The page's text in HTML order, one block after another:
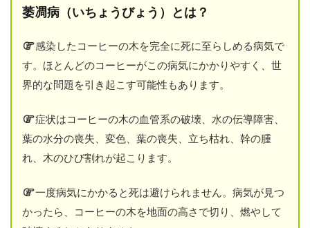
産
地
を
チ
ェ
ク
！
主
産
情
萎凋病（いちょうびょう）とは？
感染したコーヒーの木を完全に死に至らしめる病気で
す。ほとんどのコーヒーがこの病気にかかりやすく、世
界的な問題を引き起こす可能性もあります。
症状はコーヒーの木の血管系の破壊、水の伝導障害、
葉の水分の喪失、変色、葉の喪失、立ち枯れ、幹の腫
れ、木のひび割れが起こります。
一度病気にかかると死は避けられません。病気が見つ
かったら、コーヒーの木を地面の高さで切り、燃やして